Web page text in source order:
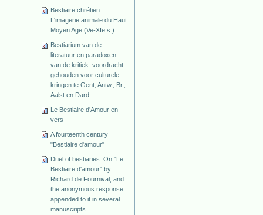
Bestiaire chrétien.
L'imagerie animale du Haut
Moyen Age (Ve-XIe s.)
Bestiarium van de
literatuur en paradoxen
van de kritiek: voordracht
gehouden voor culturele
kringen te Gent, Antw., Br.,
Aalst en Dard.
Le Bestiaire d'Amour en
vers
A fourteenth century
"Bestiaire d'amour"
Duel of bestiaries. On "Le
Bestiaire d'amour" by
Richard de Fournival, and
the anonymous response
appended to it in several
manuscripts